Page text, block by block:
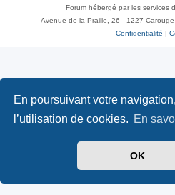
En poursuivant votre
l’utilisation de cookies. En
OK
Forum hébergé par les services
Avenue de la Praille, 26 - 1227
Confidentialité